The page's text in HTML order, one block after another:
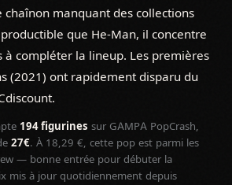
chaînon manquant des collections
que He-Man, il concentre
à compléter la lineup. Les premières
(2021) ont rapidement disparu du
194 figurines sur GAMPA PopCrash,
27€. À 18,29 €, cette pop est parmi les
— bonne entrée pour débuter la
mis à jour quotidiennement depuis